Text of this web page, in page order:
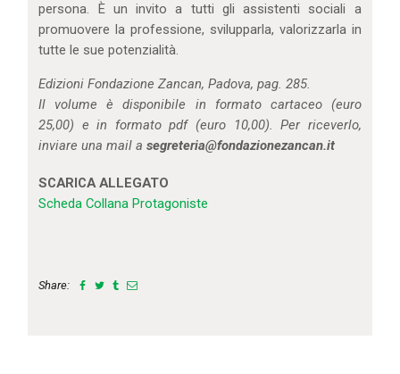
persona. È un invito a tutti gli assistenti sociali a
promuovere la professione, svilupparla, valorizzarla in
tutte le sue potenzialità.
Edizioni Fondazione Zancan, Padova, pag. 285.
Il volume è disponibile in formato cartaceo (euro
25,00) e in formato pdf (euro 10,00). Per riceverlo,
inviare una mail asegreteria@fondazionezancan.it
SCARICA ALLEGATO
Scheda Collana Protagoniste
Share: